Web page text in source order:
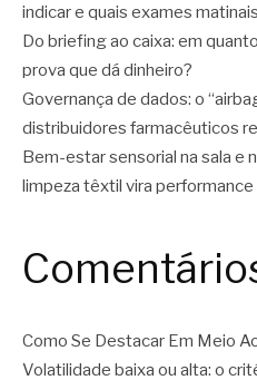
indicar e quais exames
Do briefing ao caixa: em
prova que dá dinheiro?
Governança de dados: o
distribuidores farmacêuticos
Bem-estar sensorial na sala e
limpeza têxtil vira performance
Como Se Destacar Em Meio
Volatilidade baixa ou alta: o